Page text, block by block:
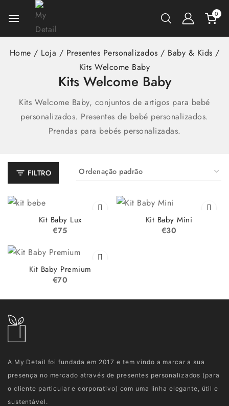
0
Home / Loja / Presentes Personalizados / Baby & Kids /
Kits Welcome Baby
Kits Welcome Baby
Kits Welcome Baby, conjuntos de artigos para bebé
personalizados. Presentes de bebé personalizados.
Prendas para bebés personalizadas.
FILTRO
Kit Baby Lux
€75
Kit Baby Mini
€30
Kit Baby Premium
€70
A My Detail foi fundada em 2017 e tem vindo a marcar a sua
presença no mercado através de presentes personalizados (para
o cliente particular e corporativo) com uma linha elegante, útil e
sustentável.